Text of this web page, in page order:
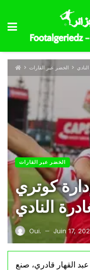
الخضر عبر القارات
الخضر عبر القارات
كوتري
النادي
Oui. — Juin 17,
القهار قادري، صنع